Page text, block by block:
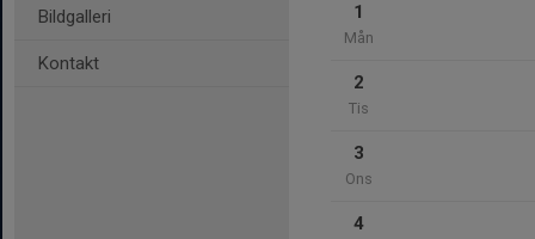
Bildgalleri
Kontakt
1
Mån
2
Tis
3
Ons
4